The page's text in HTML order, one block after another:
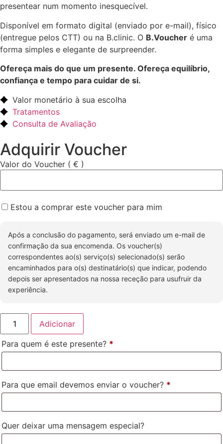
presentear num momento inesquecível.
Disponível em formato digital (enviado por e-mail), físico
(entregue pelos CTT) ou na B.clinic. O B.Voucher é uma
forma simples e elegante de surpreender.
Ofereça mais do que um presente. Ofereça equilíbrio,
confiança e tempo para cuidar de si.
Valor monetário à sua escolha
Tratamentos
Consulta de Avaliação
Adquirir Voucher
Valor do Voucher ( € )
Estou a comprar este voucher para mim
Após a conclusão do pagamento, será enviado um e-mail de
confirmação da sua encomenda. Os voucher(s)
correspondentes ao(s) serviço(s) selecionado(s) serão
encaminhados para o(s) destinatário(s) que indicar, podendo
depois ser apresentados na nossa receção para usufruir da
experiência.
Adicionar
Para quem é este presente? *
Para que email devemos enviar o voucher? *
Quer deixar uma mensagem especial?